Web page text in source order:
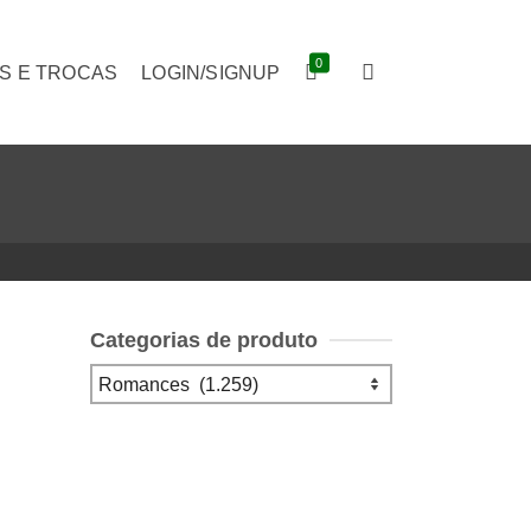
E TROCAS LOGIN/SIGNUP 0
Categorias de produto